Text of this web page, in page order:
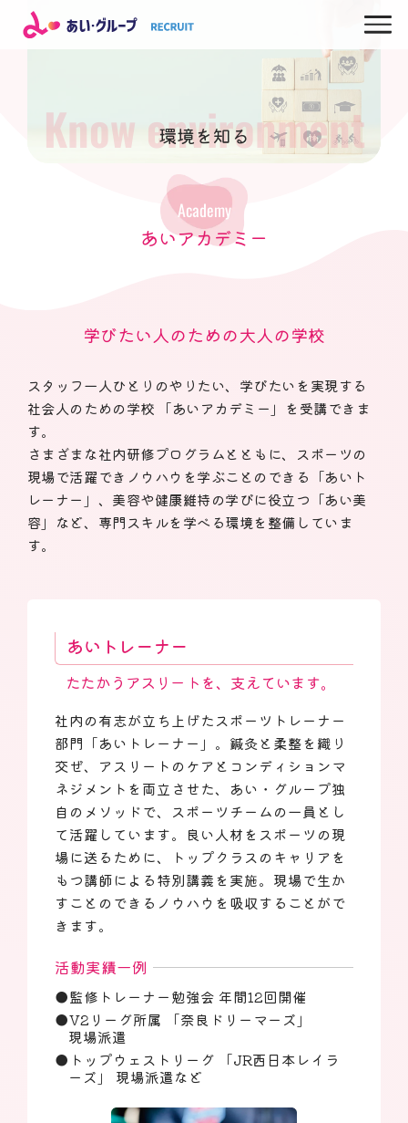
Know environment
環境を知る
Academy
あいアカデミー
学びたい人のための大人の学校
スタッフ一人ひとりのやりたい、学びたいを実現する
社会人のための学校 「あいアカデミー」を受講できま
す。
さまざまな社内研修プログラムとともに、スポーツの
現場で活躍できノウハウを学ぶことのできる 「あいト
レーナー」、美容や健康維持の学びに役立つ「あい美
容」など、専門スキルを学べる環境を整備していま
す。
あいトレーナー
たたかうアスリートを、支えています。
社内の有志が立ち上げたスポーツトレーナー
部門「あいトレーナー」。鍼灸と柔整を織り
交ぜ、アスリートのケアとコンディションマ
ネジメントを両立させた、あい・グループ独
自のメソッドで、スポーツチームの一員とし
て活躍しています。良い人材をスポーツの現
場に送るために、トップクラスのキャリアを
もつ講師による特別講義を実施。現場で生か
すことのできるノウハウを吸収することがで
きます。
活動実績一例
監修トレーナー勉強会 年間12回開催
V2リーグ所属 「奈良ドリーマーズ」
現場派遣
トップウェストリーグ 「JR西日本レイラ
ーズ」 現場派遣など